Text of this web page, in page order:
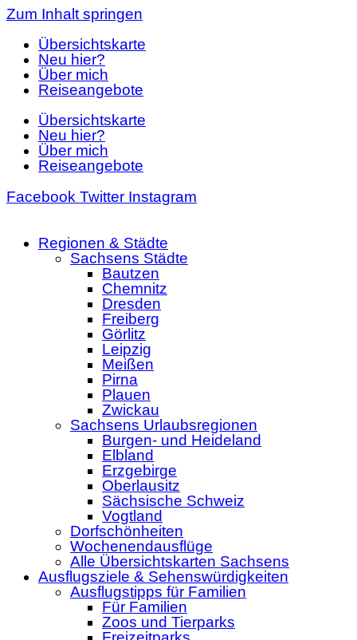
Zum Inhalt springen
Übersichtskarte
Neu hier?
Über mich
Reiseangebote
Übersichtskarte
Neu hier?
Über mich
Reiseangebote
Facebook Twitter Instagram
Regionen & Städte
Sachsens Städte
Bautzen
Chemnitz
Dresden
Freiberg
Görlitz
Leipzig
Meißen
Pirna
Plauen
Zwickau
Sachsens Urlaubsregionen
Burgen- und Heideland
Elbland
Erzgebirge
Oberlausitz
Sächsische Schweiz
Vogtland
Dorfschönheiten
Wochenendausflüge
Alle Übersichtskarten Sachsens
Ausflugsziele & Sehenswürdigkeiten
Ausflugstipps für Familien
Für Familien
Zoos und Tierparks